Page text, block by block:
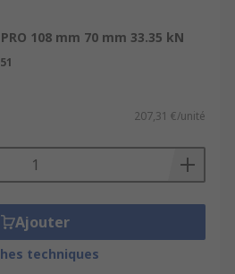
108 mm 70 mm 33.35 kN
207,31 €/unité
Ajouter
techniques